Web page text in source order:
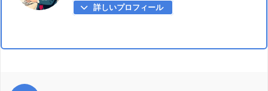
詳しいプロフィール